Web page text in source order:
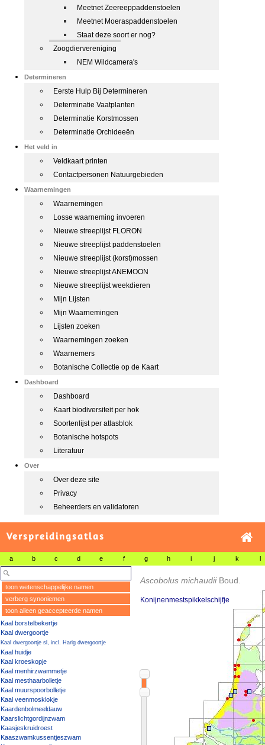
Meetnet Zeereeppaddenstoelen
Meetnet Moeraspaddenstoelen
Staat deze soort er nog?
Zoogdiervereniging
NEM Wildcamera's
Determineren
Eerste Hulp Bij Determineren
Determinatie Vaatplanten
Determinatie Korstmossen
Determinatie Orchideeën
Het veld in
Veldkaart printen
Contactpersonen Natuurgebieden
Waarnemingen
Waarnemingen
Losse waarneming invoeren
Nieuwe streeplijst FLORON
Nieuwe streeplijst paddenstoelen
Nieuwe streeplijst (korst)mossen
Nieuwe streeplijst ANEMOON
Nieuwe streeplijst weekdieren
Mijn Lijsten
Mijn Waarnemingen
Lijsten zoeken
Waarnemingen zoeken
Waarnemers
Botanische Collectie op de Kaart
Dashboard
Dashboard
Kaart biodiversiteit per hok
Soortenlijst per atlasblok
Botanische hotspots
Literatuur
Over
Over deze site
Privacy
Beheerders en validatoren
Verspreidingsatlas
a b c d e f g h i j k l
toon wetenschappelijke namen
verberg synoniemen
toon alleen geaccepteerde namen
Kaal borstelbekertje
Kaal dwergoortje
Kaal dwergoortje sl, incl. Harig dwergoortje
Kaal huidje
Kaal kroeskopje
Kaal menhirzwammetje
Kaal mesthaarbolletje
Kaal muurspoorbolletje
Kaal veenmosklokje
Kaardenbolmeeldauw
Kaarslichtgordijnzwam
Kaasjeskruidroest
Kaaszwamkussentjeszwam
Ascobolus michaudii Boud.
Konijnenmestspikkelschijfje